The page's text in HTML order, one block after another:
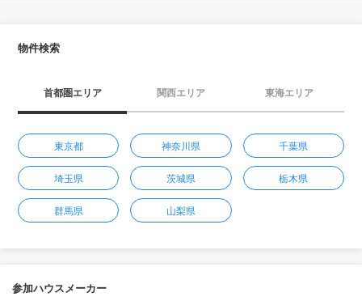
物件検索
首都圏エリア 関西エリア 東海エリア
東京都 神奈川県 千葉県
埼玉県 茨城県 栃木県
群馬県 山梨県
参加ハウスメーカー